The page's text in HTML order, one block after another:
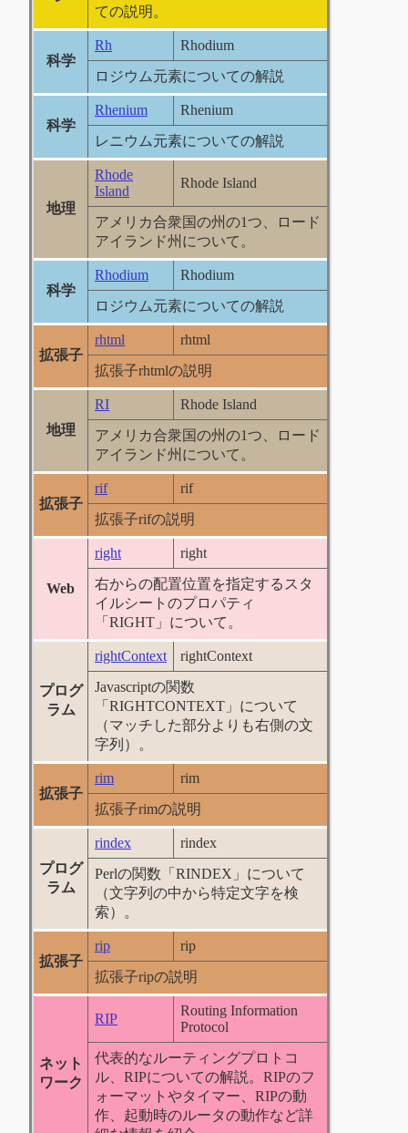
ての説明。
科学
Rh
Rhodium
ロジウム元素についての解説
科学
Rhenium
Rhenium
レニウム元素についての解説
地理
Rhode
Island
Rhode Island
アメリカ合衆国の州の1つ、ロード
アイランド州について。
科学
Rhodium
Rhodium
ロジウム元素についての解説
拡張子
rhtml
rhtml
拡張子rhtmlの説明
地理
RI
Rhode Island
アメリカ合衆国の州の1つ、ロード
アイランド州について。
拡張子
rif
rif
拡張子rifの説明
Web
right
right
右からの配置位置を指定するスタ
イルシートのプロパティ
「RIGHT」について。
プログ
ラム
rightContext
rightContext
Javascriptの関数
「RIGHTCONTEXT」について
（マッチした部分よりも右側の文
字列）。
拡張子
rim
rim
拡張子rimの説明
プログ
ラム
rindex
rindex
Perlの関数「RINDEX」について
（文字列の中から特定文字を検
索）。
拡張子
rip
rip
拡張子ripの説明
ネット
ワーク
RIP
Routing Information
Protocol
代表的なルーティングプロトコ
ル、RIPについての解説。RIPのフ
ォーマットやタイマー、RIPの動
作、起動時のルータの動作など詳